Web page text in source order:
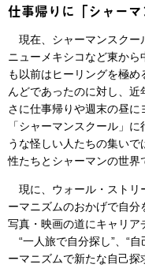
仕事帰りに「シャーマ
現在、シャーマンスクー
ニューメキシコなど東か
も以前はヒーリングを極
んどであったのに対し、
さに仕事帰りや週末の昼に
「シャーマンスクール」
うな怪しい人たちの集い
性たちとシャーマンの世界
現に、ウォール・ストリ
ーマニズムのおかげで自
写真・映画の道にキャリア
“一人旅で自分探し”、“
ーマニズムで新たな自己探